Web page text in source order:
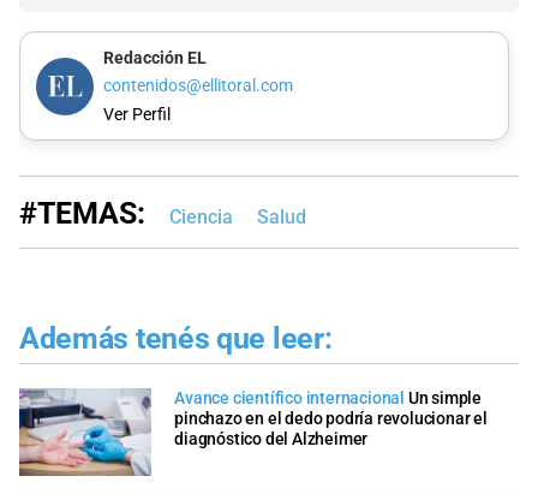
Redacción EL
contenidos@ellitoral.com
Ver Perfil
#TEMAS: Ciencia Salud
Además tenés que leer:
Avance científico internacional Un simple
pinchazo en el dedo podría revolucionar el
diagnóstico del Alzheimer